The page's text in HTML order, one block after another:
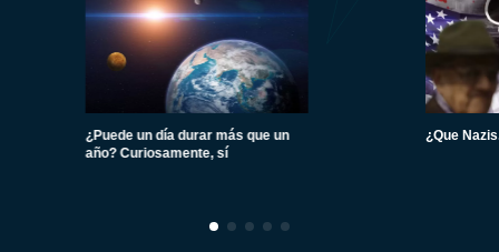
¿Puede un día durar más que un
año? Curiosamente, sí
¿Que